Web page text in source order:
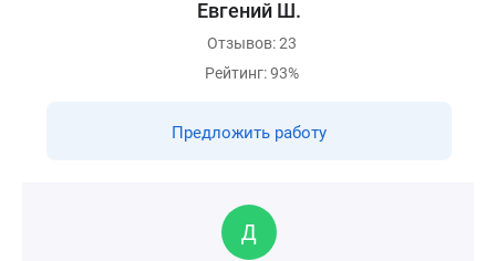
Евгений Ш.
Отзывов: 23
Рейтинг: 93%
Предложить работу